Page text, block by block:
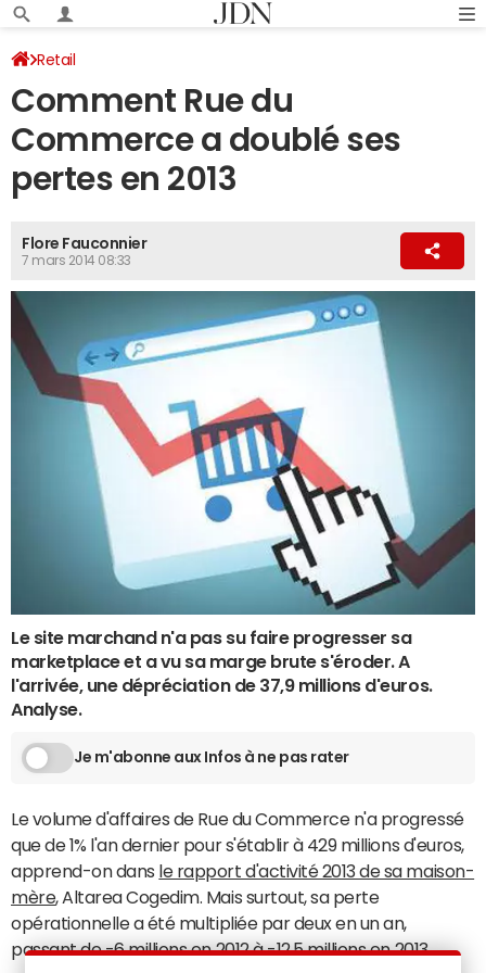
Retail
Comment Rue du
Commerce a doublé ses
pertes en 2013
Flore Fauconnier
7 mars 2014 08:33
Le site marchand n'a pas su faire progresser sa
marketplace et a vu sa marge brute s'éroder. A
l'arrivée, une dépréciation de 37,9 millions d'euros.
Analyse.
Je m'abonne aux Infos à ne pas rater
Le volume d'affaires de Rue du Commerce n'a progressé
que de 1% l'an dernier pour s'établir à 429 millions d'euros,
apprend-on dans le rapport d'activité 2013 de sa maison-
mère, Altarea Cogedim. Mais surtout, sa perte
opérationnelle a été multipliée par deux en un an,
passant de -6 millions en 2012 à -12,5 millions en 2013.